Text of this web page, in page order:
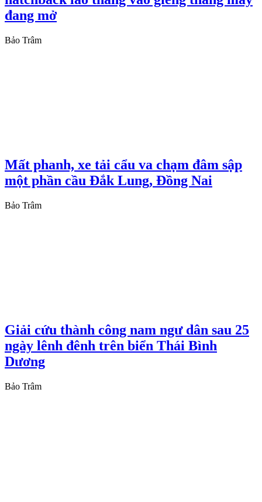
đang mở
Bảo Trâm
Mất phanh, xe tải cẩu va chạm đâm sập
một phần cầu Đắk Lung, Đồng Nai
Bảo Trâm
Giải cứu thành công nam ngư dân sau 25
ngày lênh đênh trên biển Thái Bình
Dương
Bảo Trâm